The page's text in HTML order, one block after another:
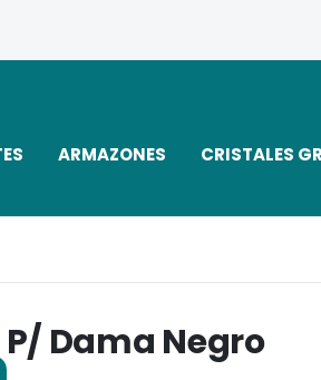
ARMAZONES CRISTALES
Dama Negro